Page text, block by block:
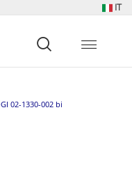
IT
02-1330-002 bi